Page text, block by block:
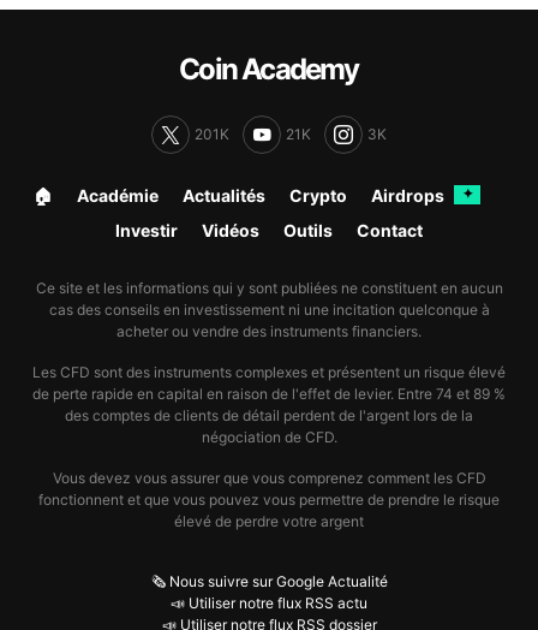
Coin Academy
201K 21K 3K
🏠︎ Académie Actualités Crypto Airdrops ✦
Investir Vidéos Outils Contact
Ce site et les informations qui y sont publiées ne constituent en aucun
cas des conseils en investissement ni une incitation quelconque à
acheter ou vendre des instruments financiers.
Les CFD sont des instruments complexes et présentent un risque élevé
de perte rapide en capital en raison de l'effet de levier. Entre 74 et 89 %
des comptes de clients de détail perdent de l'argent lors de la
négociation de CFD.
Vous devez vous assurer que vous comprenez comment les CFD
fonctionnent et que vous pouvez vous permettre de prendre le risque
élevé de perdre votre argent
🗞️ Nous suivre sur Google Actualité
📣 Utiliser notre flux RSS actu
📣 Utiliser notre flux RSS dossier